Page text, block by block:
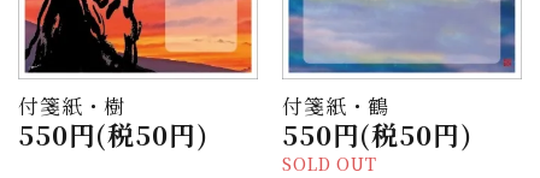
付箋紙・樹
550円(税50円)
付箋紙・鶴
550円(税50円)
SOLD OUT